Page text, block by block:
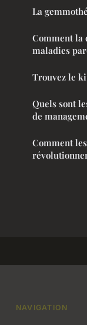
La
Comment
maladies
Trouvez le
Quels sont
de
Comment
NAVIGATION